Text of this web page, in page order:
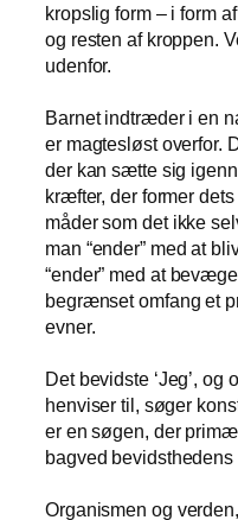
kropslig form – i form
og resten af kroppen.
udenfor.
Barnet indtræder i en
er magtesløst overfor.
der kan sætte sig
kræfter, der former
måder som det ikke
man “ender” med at
“ender” med at
begrænset omfang et
evner.
Det bevidste ‘Jeg’, og
henviser til, søger
er en søgen, der
bagved bevidsthedens
Organismen og